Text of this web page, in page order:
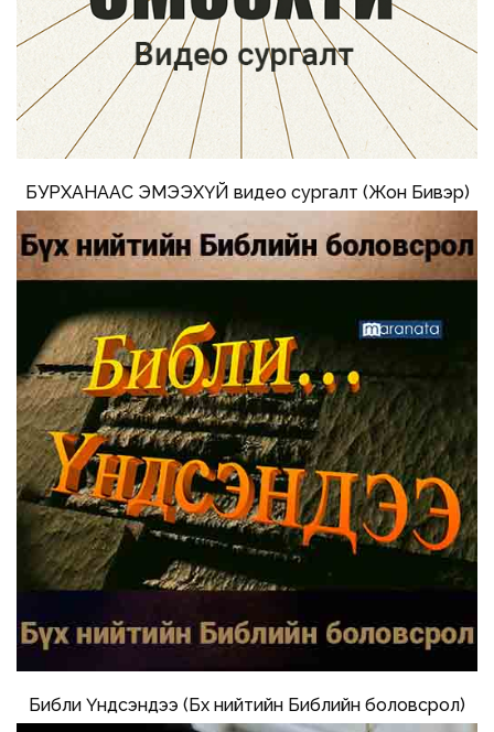
БУРХАНААС ЭМЭЭХҮЙ видео сургалт (Жон Бивэр)
Библи Үндсэндээ (Бүх нийтийн Библийн боловсрол)